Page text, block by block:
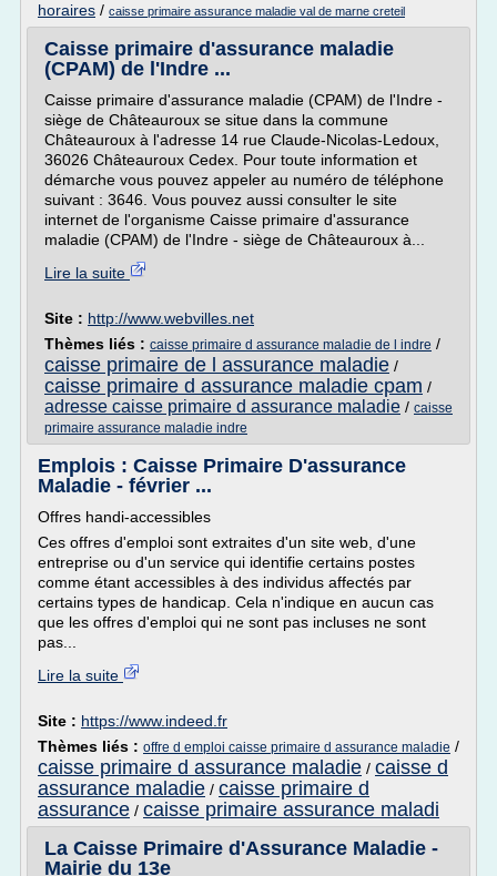
horaires / caisse primaire assurance maladie val de marne creteil
Caisse primaire d'assurance maladie
(CPAM) de l'Indre ...
Caisse primaire d'assurance maladie (CPAM) de l'Indre -
siège de Châteauroux se situe dans la commune
Châteauroux à l'adresse 14 rue Claude-Nicolas-Ledoux,
36026 Châteauroux Cedex. Pour toute information et
démarche vous pouvez appeler au numéro de téléphone
suivant : 3646. Vous pouvez aussi consulter le site
internet de l'organisme Caisse primaire d'assurance
maladie (CPAM) de l'Indre - siège de Châteauroux à...
Lire la suite
Site : http://www.webvilles.net
Thèmes liés : caisse primaire d assurance maladie de l indre /
caisse primaire de l assurance maladie /
caisse primaire d assurance maladie cpam /
adresse caisse primaire d assurance maladie / caisse
primaire assurance maladie indre
Emplois : Caisse Primaire D'assurance
Maladie - février ...
Offres handi-accessibles
Ces offres d'emploi sont extraites d'un site web, d'une
entreprise ou d'un service qui identifie certains postes
comme étant accessibles à des individus affectés par
certains types de handicap. Cela n'indique en aucun cas
que les offres d'emploi qui ne sont pas incluses ne sont
pas...
Lire la suite
Site : https://www.indeed.fr
Thèmes liés : offre d emploi caisse primaire d assurance maladie /
caisse primaire d assurance maladie / caisse d
assurance maladie / caisse primaire d
assurance / caisse primaire assurance maladi
La Caisse Primaire d'Assurance Maladie -
Mairie du 13e